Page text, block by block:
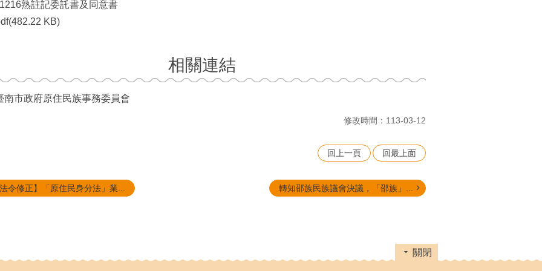
熟註記委託書及同意書
KB)
相關連結
南市政府原住民族事務委員會
修改時間：113-03-12
回上一頁 回最上面
法令修正】「原住民身分法」業... 轉知邵族民族議會決議，「邵族」...
關閉